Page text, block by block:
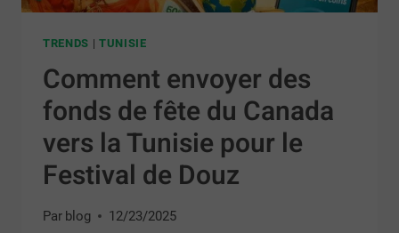
TRENDS | TUNISIE
Comment envoyer des
fonds de fête du Canada
vers la Tunisie pour le
Festival de Douz
Par blog 12/23/2025